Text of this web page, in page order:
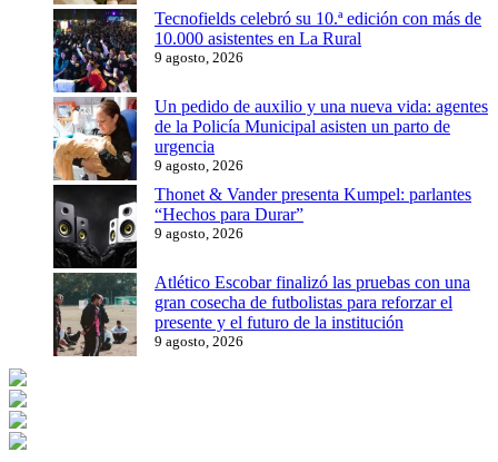
Tecnofields celebró su 10.ª edición con más de
10.000 asistentes en La Rural
9 agosto, 2026
Un pedido de auxilio y una nueva vida: agentes
de la Policía Municipal asisten un parto de
urgencia
9 agosto, 2026
Thonet & Vander presenta Kumpel: parlantes
“Hechos para Durar”
9 agosto, 2026
Atlético Escobar finalizó las pruebas con una
gran cosecha de futbolistas para reforzar el
presente y el futuro de la institución
9 agosto, 2026